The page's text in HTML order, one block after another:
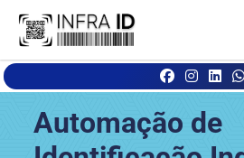
Automação de